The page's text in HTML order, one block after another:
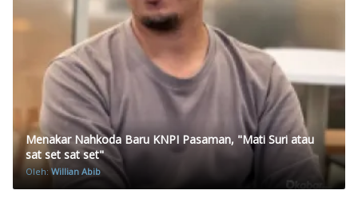
Menakar Nahkoda Baru KNPI Pasaman, "Mati Suri atau
sat set sat set"
Oleh:Willian Abib